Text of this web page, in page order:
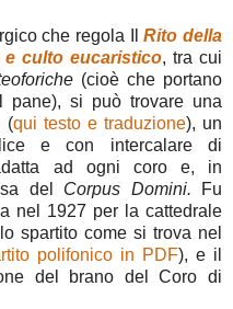
che regola IlRito della
culto eucaristico, tra cui
(cioè che portano
pane), si può trovare una
(qui testo e traduzione), un
e con intercalare di
ad ogni coro e, in
del Corpus Domini. Fu
nel 1927 per la cattedrale
spartito come si trova nel
polifonico in PDF), e il
del brano del Coro di